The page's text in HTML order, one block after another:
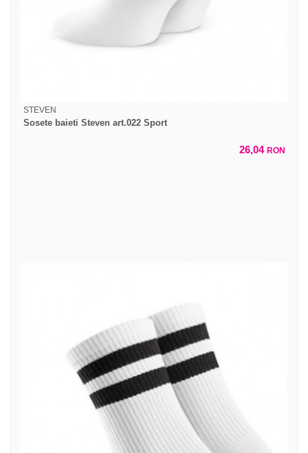
STEVEN
Sosete baieti Steven art.022 Sport
26,04 RON